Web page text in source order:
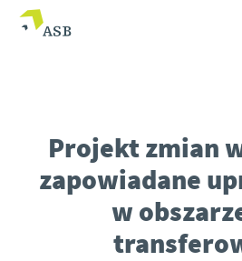
Projekt zmian
zapowiadane
w